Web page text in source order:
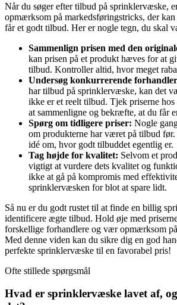
Når du søger efter tilbud på sprinklervæske,
opmærksom på markedsføringstricks, der
får et godt tilbud. Her er nogle tegn, du skal
Sammenlign prisen med den
kan prisen på et produkt hæves for at
tilbud. Kontroller altid, hvor meget
Undersøg konkurrerende
har tilbud på sprinklervæske, kan det
ikke er et reelt tilbud. Tjek priserne
at sammenligne og bekræfte, at du får
Spørg om tidligere priser: Nogle
om produkterne har været på tilbud
idé om, hvor godt tilbuddet egentlig er.
Tag højde for kvalitet: Selvom et
vigtigt at vurdere dets kvalitet og
ikke at gå på kompromis med
sprinklervæsken for blot at spare lidt.
Så nu er du godt rustet til at finde en billig
identificere ægte tilbud. Hold øje med
forskellige forhandlere og vær opmærksom
Med denne viden kan du sikre dig en god
perfekte sprinklervæske til en favorabel pris!
Ofte stillede spørgsmål
Hvad er sprinklervæske lavet af,